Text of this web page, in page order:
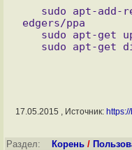
edgers/ppa
17.05.2015 , Источник:
Раздел: Корень /